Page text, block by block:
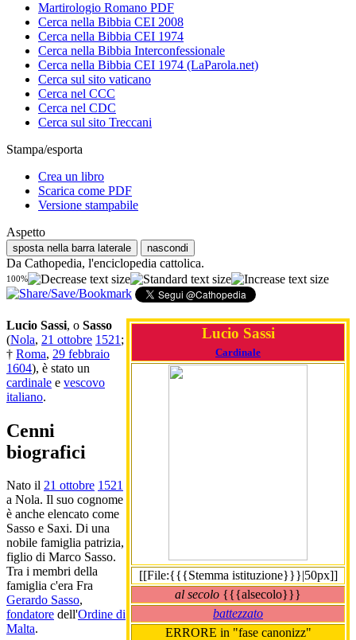
Martirologio Romano PDF
Cerca nella Bibbia CEI 2008
Cerca nella Bibbia CEI 1974
Cerca nella Bibbia Interconfessionale
Cerca nella Bibbia CEI 1974 (LaParola.net)
Cerca sul sito vaticano
Cerca nel CCC
Cerca nel CDC
Cerca sul sito Treccani
Stampa/esporta
Crea un libro
Scarica come PDF
Versione stampabile
Aspetto
sposta nella barra laterale nascondi
Da Cathopedia, l'enciclopedia cattolica.
100%
Lucio Sassi
Cardinale
[[File:{{{Stemma istituzione}}}|50px]]
al secolo {{{alsecolo}}}
battezzato
ERRORE in "fase canonizz"
Lucio Sassi, o Sasso
(Nola, 21 ottobre 1521 ;
† Roma, 29 febbraio
1604), è stato un
cardinale e vescovo
italiano.
Cenni
biografici
Nato il 21 ottobre 1521
a Nola. Il suo cognome
è anche elencato come
Sasso e Saxi. Di una
nobile famiglia patrizia,
figlio di Marco Sasso.
Tra i membri della
famiglia c'era Fra
Gerardo Sasso,
fondatore dell'Ordine di
Malta.